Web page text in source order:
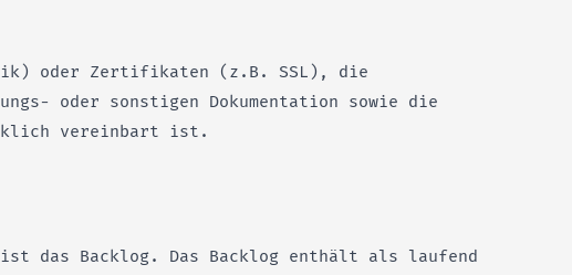
oder Zertifikaten (z.B. SSL), die
oder sonstigen Dokumentation sowie die
vereinbart ist.
ist das Backlog. Das Backlog enthält als laufend